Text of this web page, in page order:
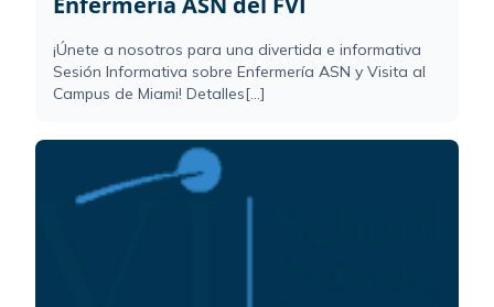
¡Únete a nosotros para una divertida e informativa
Sesión Informativa sobre Enfermería ASN y Visita al
Campus de Miami! Detalles[...]